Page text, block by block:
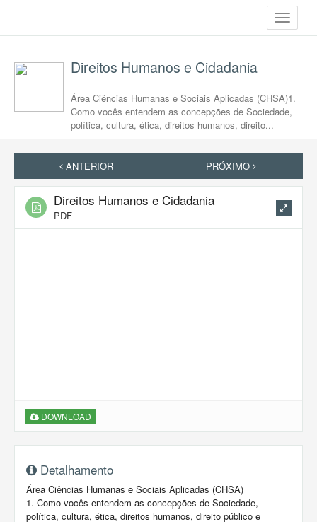
Toggle
Direitos Humanos e Cidadania
Área Ciências Humanas e Sociais Aplicadas (CHSA)1.
Como vocês entendem as concepções de Sociedade,
política, cultura, ética, direitos humanos, direito...
ANTERIOR PRÓXIMO
Direitos Humanos e Cidadania
PDF
DOWNLOAD
Detalhamento
Área Ciências Humanas e Sociais Aplicadas (CHSA)
1. Como vocês entendem as concepções de Sociedade,
política, cultura, ética, direitos humanos, direito público e